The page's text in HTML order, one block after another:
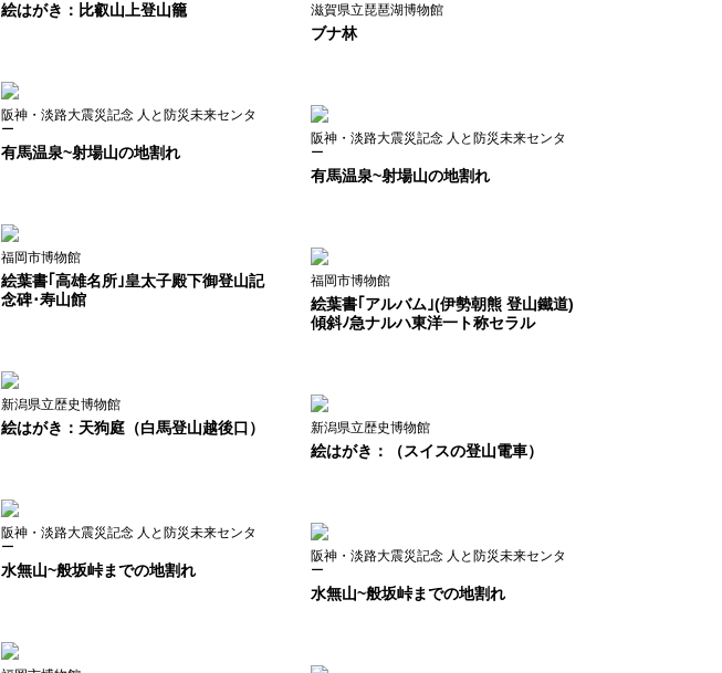
絵はがき：比叡山上登山籠 滋賀県立琵琶湖博物館
ブナ林
阪神・淡路大震災記念 人と防災未来センタ
ー
有馬温泉~射場山の地割れ
阪神・淡路大震災記念 人と防災未来センタ
ー
有馬温泉~射場山の地割れ
福岡市博物館
絵葉書｢高雄名所｣皇太子殿下御登山記
念碑･寿山館
福岡市博物館
絵葉書｢アルバム｣(伊勢朝熊 登山鐵道)
傾斜ﾉ急ナルハ東洋一ト称セラル
新潟県立歴史博物館
絵はがき：天狗庭（白馬登山越後口） 新潟県立歴史博物館
絵はがき：（スイスの登山電車）
阪神・淡路大震災記念 人と防災未来センタ
ー
水無山~般坂峠までの地割れ
阪神・淡路大震災記念 人と防災未来センタ
ー
水無山~般坂峠までの地割れ